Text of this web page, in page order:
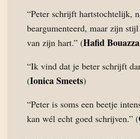
“Peter schrijft hartstochtelijk,
beargumenteerd, maar zijn
van zijn hart.” (Hafid Bouazza
“Ik vind dat je beter schrijft
(Ionica Smeets)
“Peter is soms een beetje
kan wél echt goed schrijven.” (